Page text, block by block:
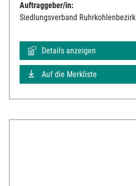
Auftraggeber/in:
Siedlungsverband Ruhrkohlenbezirk
Details anzeigen
Auf die Merkliste